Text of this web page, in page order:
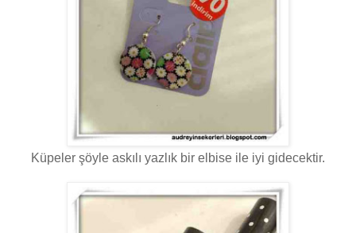
Küpeler şöyle askılı yazlık bir elbise ile iyi gidecektir.